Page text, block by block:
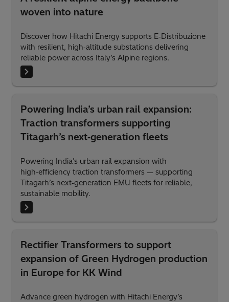
woven into nature
Discover how Hitachi Energy supports E‑Distribuzione
with resilient, high‑altitude substations delivering
reliable power across Italy’s Alpine regions.
Powering India’s urban rail expansion:
Traction transformers supporting
Titagarh’s next‑generation fleets
Powering India’s urban rail expansion with
high‑efficiency traction transformers — supporting
Titagarh’s next‑generation EMU fleets for reliable,
sustainable mobility.
Rectifier Transformers to support
expansion of Green Hydrogen production
in Europe for KK Wind
Advance green hydrogen with Hitachi Energy’s